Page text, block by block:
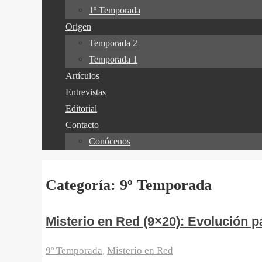
1º Temporada
Origen
Temporada 2
Temporada 1
Artículos
Entrevistas
Editorial
Contacto
Conócenos
Categoría: 9º Temporada
Misterio en Red (9×20): Evolución
9º Temporada, Misterio en Red